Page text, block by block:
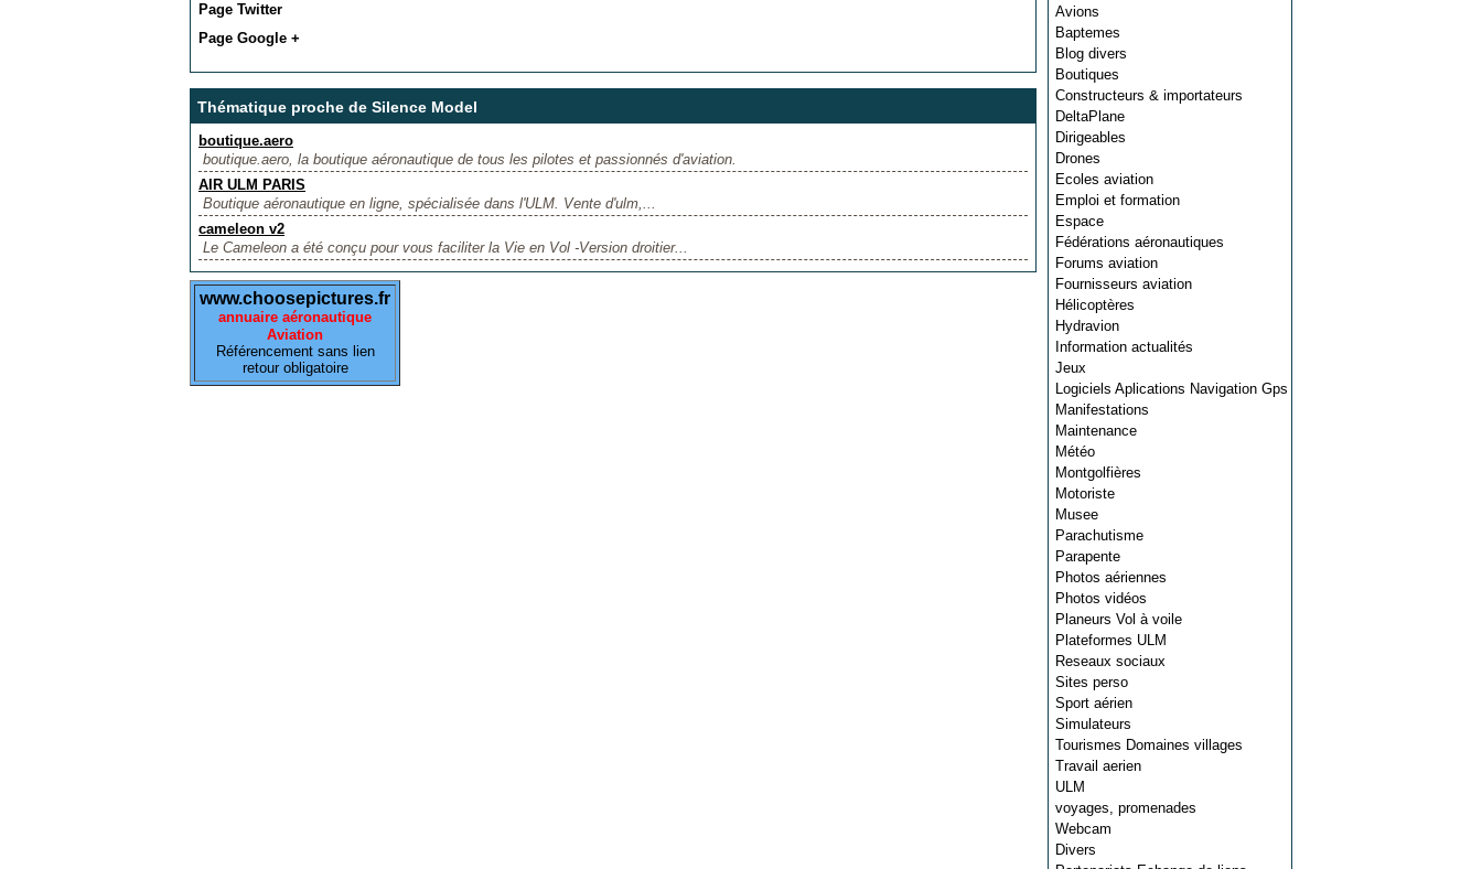
Avions
Baptemes
Blog divers
Boutiques
Constructeurs & importateurs
DeltaPlane
Dirigeables
Drones
Ecoles aviation
Emploi et formation
Espace
Fédérations aéronautiques
Forums aviation
Fournisseurs aviation
Hélicoptères
Hydravion
Information actualités
Jeux
Logiciels Aplications Navigation Gps
Manifestations
Maintenance
Météo
Montgolfières
Motoriste
Musee
Parachutisme
Parapente
Photos aériennes
Photos vidéos
Planeurs Vol à voile
Plateformes ULM
Reseaux sociaux
Sites perso
Sport aérien
Simulateurs
Tourismes Domaines villages
Travail aerien
ULM
voyages, promenades
Webcam
Divers
Page Twitter
Page Google +
Thématique proche de Silence Model
boutique.aero
boutique.aero, la boutique aéronautique de tous les pilotes et passionnés d'aviation.
AIR ULM PARIS
Boutique aéronautique en ligne, spécialisée dans l'ULM. Vente d'ulm,...
cameleon v2
Le Cameleon a été conçu pour vous faciliter la Vie en Vol -Version droitier...
www.choosepictures.fr
annuaire aéronautique
Aviation
Référencement sans lien
retour obligatoire